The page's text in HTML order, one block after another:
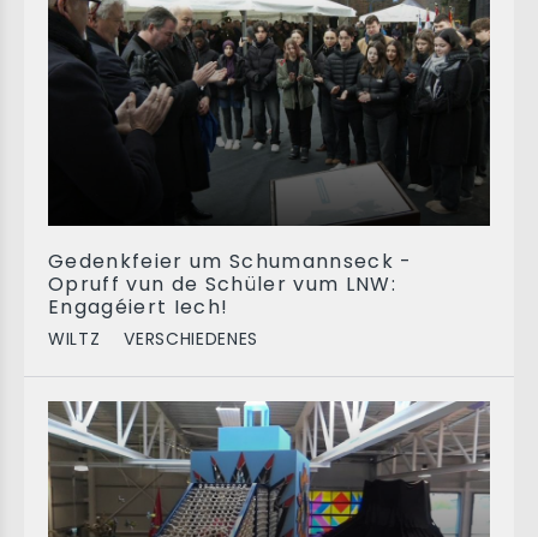
Gedenkfeier um Schumannseck -
Opruff vun de Schüler vum LNW:
Engagéiert Iech!
WILTZ VERSCHIEDENES